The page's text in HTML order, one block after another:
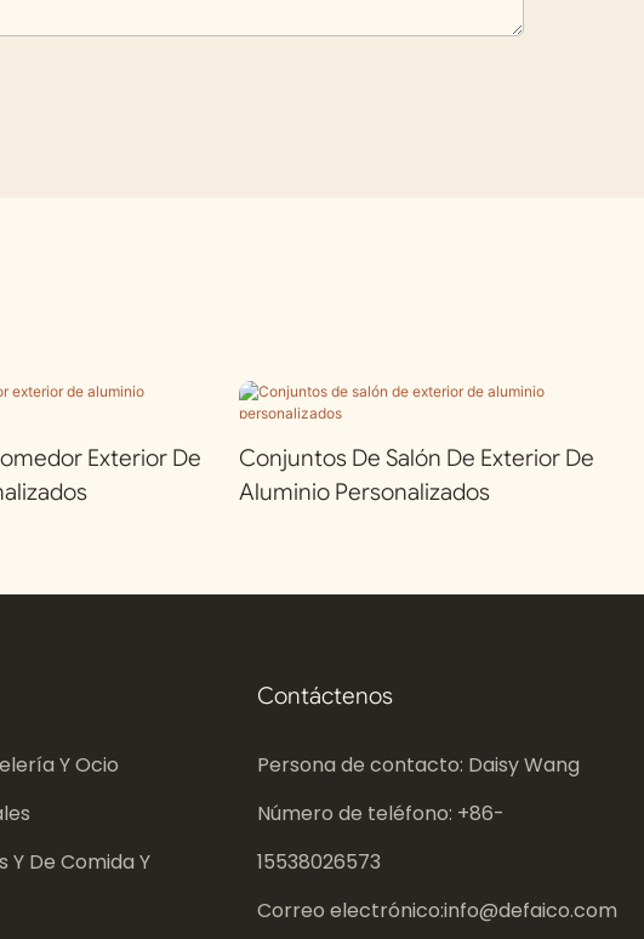
Exterior De
Conjuntos De Salón De Exterior De
Aluminio Personalizados
Y Ocio
Y De Comida Y
Contáctenos
Persona de contacto: Daisy Wang
Número de teléfono: +86-
15538026573
Correo electrónico:info@defaico.com